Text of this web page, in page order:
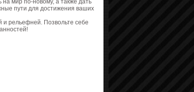
пути для достижения ваших
и рельефней. Позвольте себе